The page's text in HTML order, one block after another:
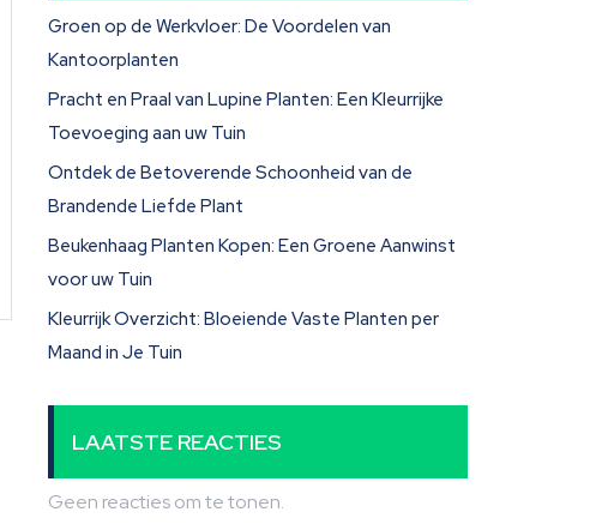
Groen op de Werkvloer: De Voordelen van
Kantoorplanten
Pracht en Praal van Lupine Planten: Een Kleurrijke
Toevoeging aan uw Tuin
Ontdek de Betoverende Schoonheid van de
Brandende Liefde Plant
Beukenhaag Planten Kopen: Een Groene Aanwinst
voor uw Tuin
Kleurrijk Overzicht: Bloeiende Vaste Planten per
Maand in Je Tuin
LAATSTE REACTIES
Geen reacties om te tonen.